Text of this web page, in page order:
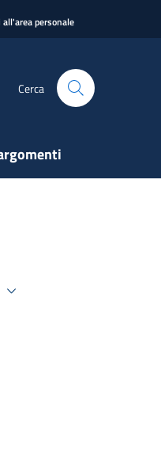
all'area personale
Cerca